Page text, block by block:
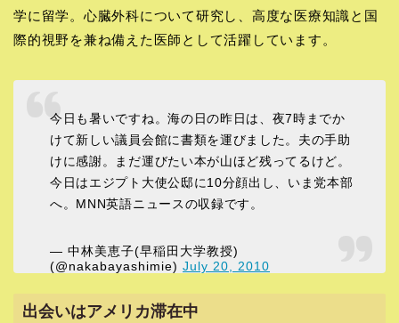
学に留学。心臓外科について研究し、高度な医療知識と国
際的視野を兼ね備えた医師として活躍しています。
今日も暑いですね。海の日の昨日は、夜7時までか
けて新しい議員会館に書類を運びました。夫の手助
けに感謝。まだ運びたい本が山ほど残ってるけど。
今日はエジプト大使公邸に10分顔出し、いま党本部
へ。MNN英語ニュースの収録です。
— 中林美恵子(早稲田大学教授)
(@nakabayashimie)July 20, 2010
出会いはアメリカ滞在中